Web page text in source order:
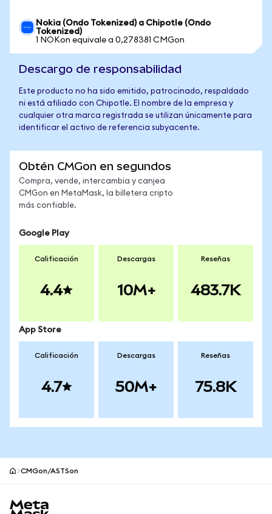
Nokia (Ondo Tokenized) a Chipotle (Ondo
Tokenized)
1 NOKon equivale a 0,278381 CMGon
Descargo de responsabilidad
Este producto no ha sido emitido, patrocinado, respaldado
ni está afiliado con Chipotle. El nombre de la empresa y
cualquier otra marca registrada se utilizan únicamente para
identificar el activo de referencia subyacente.
Obtén CMGon en segundos
Compra, vende, intercambia y canjea
CMGon en MetaMask, la billetera cripto
más confiable.
Google Play
Calificación
4.4
Descargas
10M+
Reseñas
483.7K
App Store
Calificación
4.7
Descargas
50M+
Reseñas
75.8K
CMGon/ASTSon